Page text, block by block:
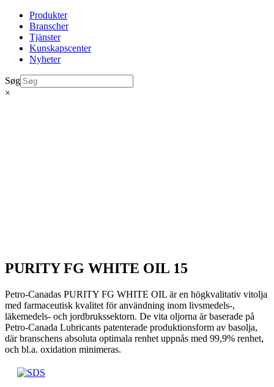
Produkter
Branscher
Tjänster
Kunskapscenter
Nyheter
Søg
×
PURITY FG WHITE OIL 15
Petro-Canadas PURITY FG WHITE OIL är en högkvalitativ vitolja
med farmaceutisk kvalitet för användning inom livsmedels-,
läkemedels- och jordbrukssektorn. De vita oljorna är baserade på
Petro-Canada Lubricants patenterade produktionsform av basolja,
där branschens absoluta optimala renhet uppnås med 99,9% renhet,
och bl.a. oxidation minimeras.